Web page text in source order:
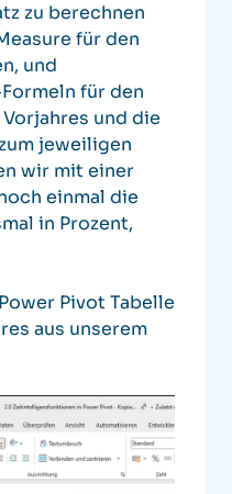
zu berechnen
für den
und
für den
und die
jeweiligen
wir mit einer
einmal die
in Prozent,
Pivot Tabelle
aus unserem